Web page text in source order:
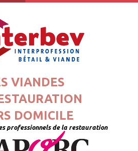
VIANDES
DOMICILE
professionnels de la restauration